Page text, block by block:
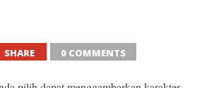
SHARE 0 COMMENTS